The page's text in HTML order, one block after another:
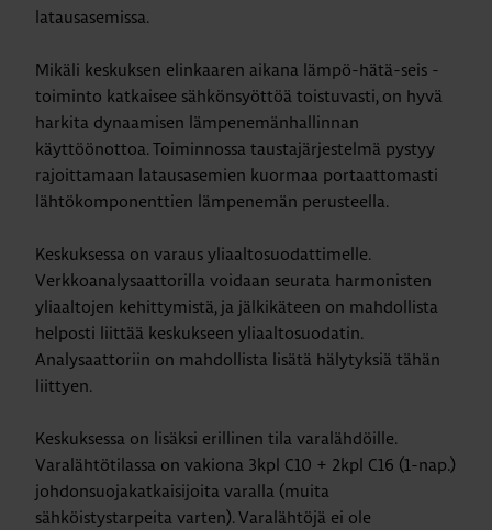
latausasemissa.
Mikäli keskuksen elinkaaren aikana lämpö-hätä-seis -
toiminto katkaisee sähkönsyöttöä toistuvasti, on hyvä
harkita dynaamisen lämpenemänhallinnan
käyttöönottoa. Toiminnossa taustajärjestelmä pystyy
rajoittamaan latausasemien kuormaa portaattomasti
lähtökomponenttien lämpenemän perusteella.
Keskuksessa on varaus yliaaltosuodattimelle.
Verkkoanalysaattorilla voidaan seurata harmonisten
yliaaltojen kehittymistä, ja jälkikäteen on mahdollista
helposti liittää keskukseen yliaaltosuodatin.
Analysaattoriin on mahdollista lisätä hälytyksiä tähän
liittyen.
Keskuksessa on lisäksi erillinen tila varalähdöille.
Varalähtötilassa on vakiona 3kpl C10 + 2kpl C16 (1-nap.)
johdonsuojakatkaisijoita varalla (muita
sähköistystarpeita varten). Varalähtöjä ei ole